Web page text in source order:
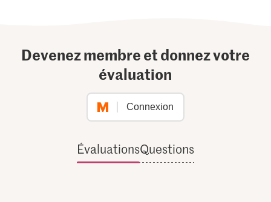
Devenez membre et donnez votre
évaluation
Connexion
ÉvaluationsQuestions